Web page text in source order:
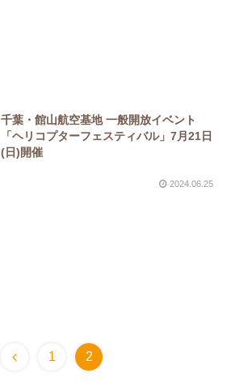
千葉・館山航空基地 一般開放イベント
「ヘリコプターフェスティバル」7月21日
(日)開催
2024.06.25
1 2